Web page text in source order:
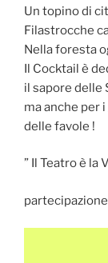
Un topino di
Filastrocche
Nella foresta
Il Cocktail è
il sapore delle
ma anche per
delle favole !
” Il Teatro è la